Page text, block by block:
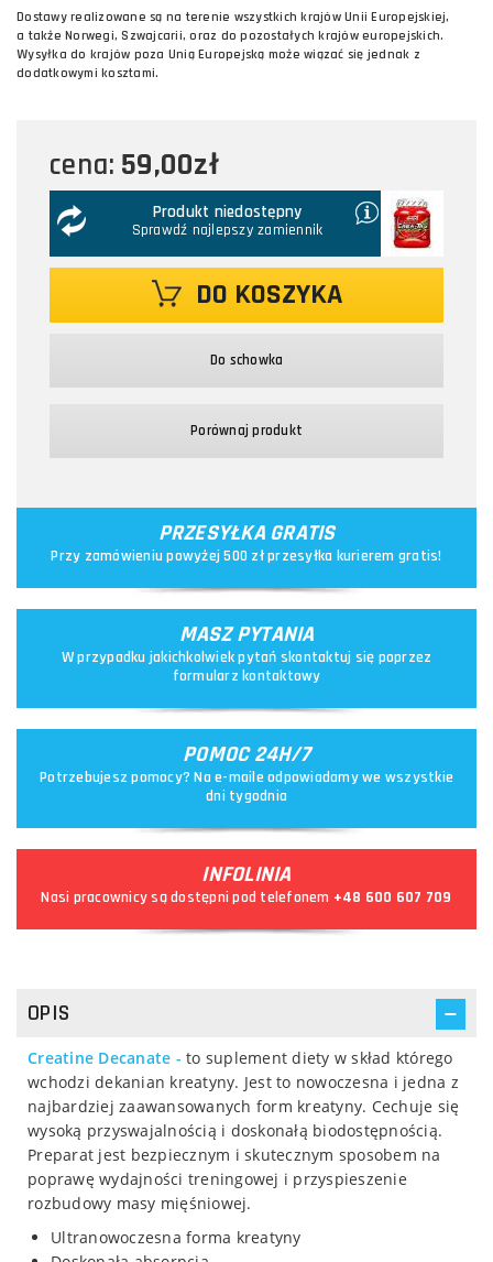
Dostawy realizowane są na terenie wszystkich krajów Unii Europejskiej,
a także Norwegi, Szwajcarii, oraz do pozostałych krajów europejskich.
Wysyłka do krajów poza Unią Europejską może wiązać się jednak z
dodatkowymi kosztami.
cena: 59,00zł
Produkt niedostępny
Sprawdź najlepszy zamiennik
DO KOSZYKA
Do schowka
Porównaj produkt
PRZESYŁKA GRATIS
Przy zamówieniu powyżej 500 zł przesyłka kurierem gratis!
MASZ PYTANIA
W przypadku jakichkolwiek pytań skontaktuj się poprzez
formularz kontaktowy
POMOC 24H/7
Potrzebujesz pomocy? Na e-maile odpowiadamy we wszystkie
dni tygodnia
INFOLINIA
Nasi pracownicy są dostępni pod telefonem +48 600 607 709
OPIS
Creatine Decanate - to suplement diety w skład którego
wchodzi dekanian kreatyny. Jest to nowoczesna i jedna z
najbardziej zaawansowanych form kreatyny. Cechuje się
wysoką przyswajalnością i doskonałą biodostępnością.
Preparat jest bezpiecznym i skutecznym sposobem na
poprawę wydajności treningowej i przyspieszenie
rozbudowy masy mięśniowej.
Ultranowoczesna forma kreatyny